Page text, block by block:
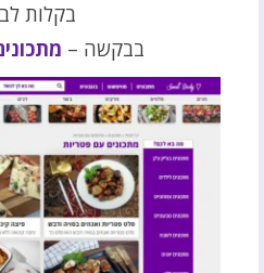
בקלות
בבקשה –